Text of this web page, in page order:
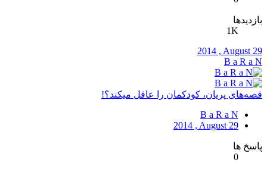
بازدیدها
1K
2014 , August 29
B a R a N
قصه‌های پریان، کودکمان را عاقل میکند؟!
B a R a N
2014 , August 29
پاسخ ها
0